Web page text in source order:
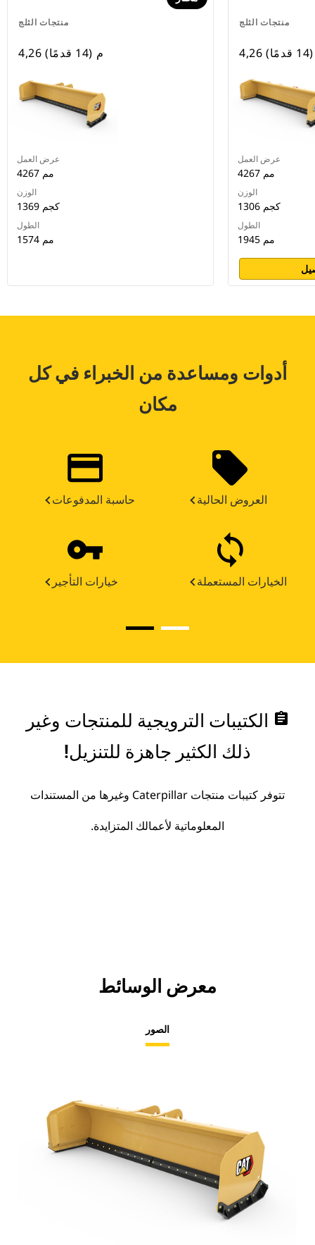
منتجات الثلج
4,26 م (14 قدمًا)
عرض العمل
4267 مم
الوزن
1369 كجم
الطول
1574 مم
منتجات الثلج
عرض العمل
4267 مم
الوزن
1306 كجم
الطول
1945 مم
أدوات ومساعدة من الخبراء في كل
مكان
حاسبة المدفوعات العروض الحالية
خيارات التأجير الخيارات المستعملة
assignment الكتيبات الترويجية للمنتجات وغير
ذلك الكثير جاهزة للتنزيل!
تتوفر كتيبات منتجات Caterpillar وغيرها من المستندات
المعلوماتية لأعمالك المتزايدة.
معرض الوسائط
الصور